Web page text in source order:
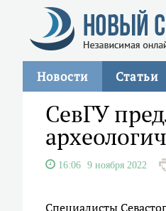
Новости Статьи
СевГУ
16:06 9 ноября 2022
Специалисты